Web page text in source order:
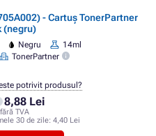
- Cartuș TonerPartner
(negru)
Negru
14ml
TonerPartner
8,88 Lei
TVA
30 de zile: 4,40 Lei
potrivit produsul?